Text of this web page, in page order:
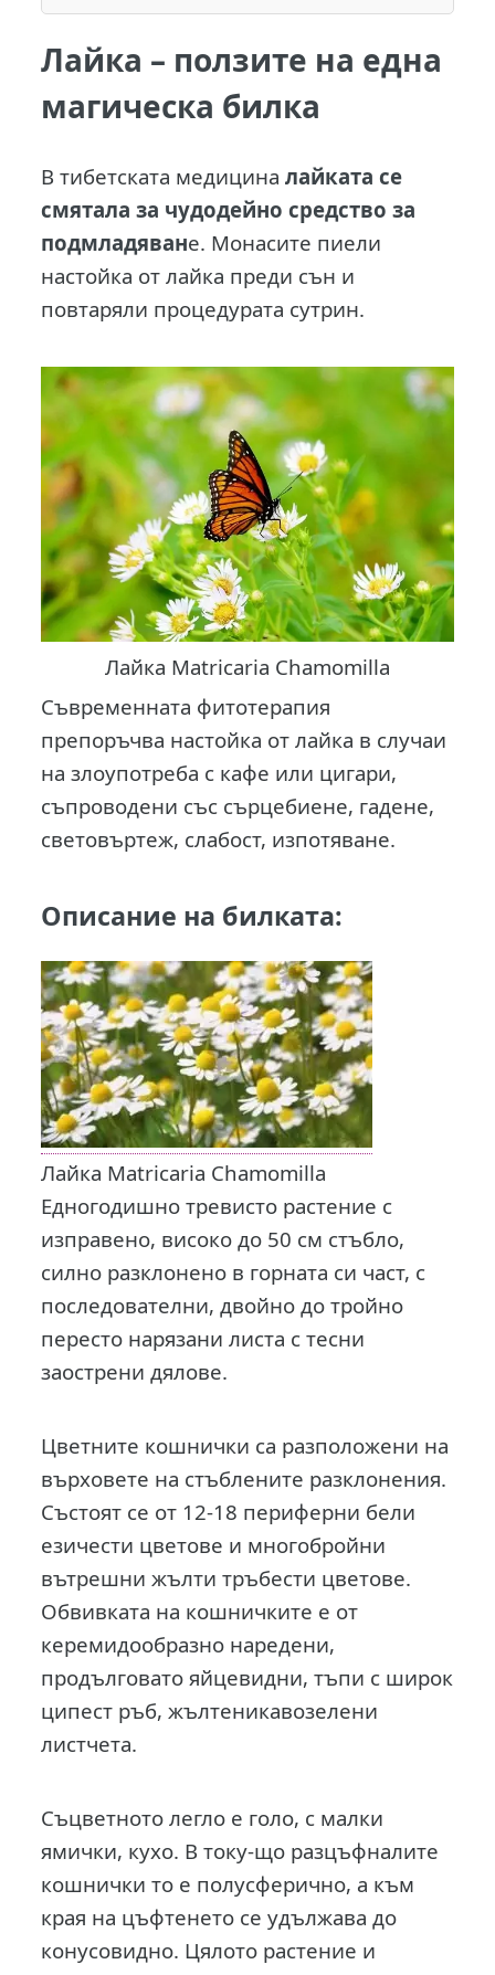
Парна баня с лайка
Вани с лайка
Лайка – ползите на една
магическа билка
В тибетската медициналайката се
смятала за чудодейно средство за
подмладяване. Монасите пиели
настойка от лайка преди сън и
повтаряли процедурата сутрин.
Лайка Matricaria Chamomilla
Съвременната фитотерапия
препоръчва настойка от лайка в случаи
на злоупотреба с кафе или цигари,
съпроводени със сърцебиене, гадене,
световъртеж, слабост, изпотяване.
Описание на билката:
Лайка Matricaria Chamomilla
Едногодишно тревисто растение с
изправено, високо до 50 см стъбло,
силно разклонено в горната си част, с
последователни, двойно до тройно
пересто нарязани листа с тесни
заострени дялове.
Цветните кошнички са разположени на
върховете на стъблените разклонения.
Състоят се от 12-18 периферни бели
езичести цветове и многобройни
вътрешни жълти тръбести цветове.
Обвив­ката на кошничките е от
керемидообразно наредени,
продълговато яйцевидни, тъпи с широк
ципест ръб, жълтеникавозелени
листчета.
Съцветното легло е голо, с малки
ямички, кухо. В току-що разцъф­налите
кошнички то е полусферично, а към
края на цъфтенето се удължава до
конусовидно. Цялото растение и